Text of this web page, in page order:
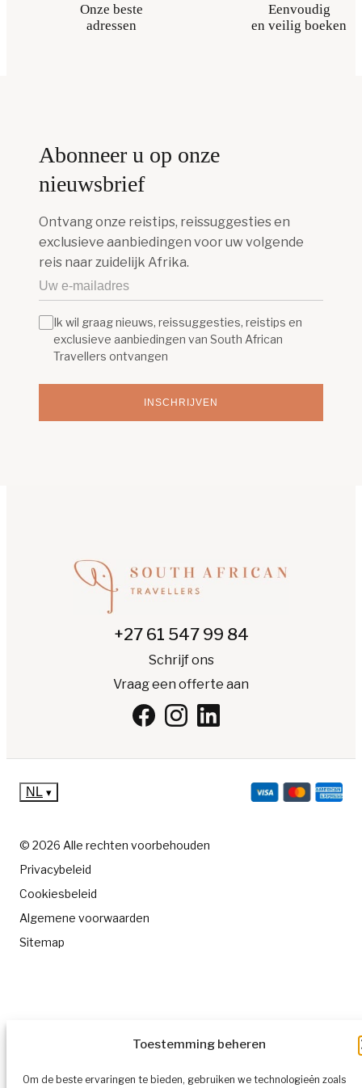
Toestemming beheren
Om de beste ervaringen te bieden, gebruiken we technologieën zoals
Onze beste
adressen
Eenvoudig
en veilig boeken
Abonneer u op onze
nieuwsbrief
Ontvang onze reistips, reissuggesties en
exclusieve aanbiedingen voor uw volgende
reis naar zuidelijk Afrika.
INSCHRIJVEN
Ik wil graag nieuws, reissuggesties, reistips en
exclusieve aanbiedingen van South African
Travellers ontvangen
+27 61 547 99 84
Schrijf ons
Vraag een offerte aan
© 2026 Alle rechten voorbehouden
Privacybeleid
Cookiesbeleid
Algemene voorwaarden
Sitemap
NL ▾